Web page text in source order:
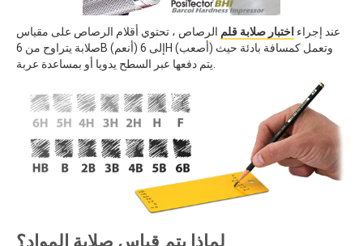
عند إجراء اختبار صلابة قلم الرصاص ، تحتوي أقلام الرصاص على مقياس
صلابة يتراوح من 6B (أنعم) إلى 6H (أصعب) وتعمل كمسافة بادئة حيث
لماذا يتم قياس صلابة المواد؟